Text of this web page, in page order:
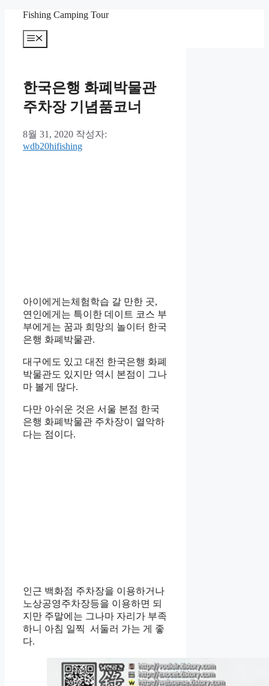
Fishing Camping Tour
메
뉴
한국은행 화폐박물관
주차장 기념품코너
8월 31, 2020 작성자:
wdb20hifishing
아이에게는체험학습 갈 만한 곳,
연인에게는 특이한 데이트 코스 부
부에게는 꿈과 희망의 놀이터 한국
은행 화폐박물관.
대구에도 있고 대전 한국은행 화폐
박물관도 있지만 역시 본점이 그나
마 볼게 많다.
다만 아쉬운 것은 서울 본점 한국
은행 화폐박물관 주차장이 열악하
다는 점이다.
인근 백화점 주차장을 이용하거나
노상공영주차장등을 이용하면 되
지만 주말에는 그나마 자리가 부족
하니 아침 일찍 서둘러 가는 게 좋
다.